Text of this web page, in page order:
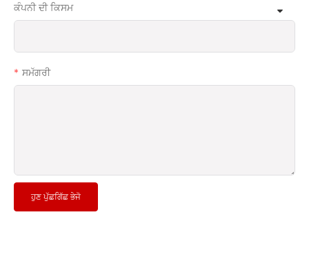
ਕੰਪਨੀ ਦੀ ਕਿਸਮ
ਸਮੱਗਰੀ
ਹੁਣ ਪੁੱਛਗਿੱਛ ਭੇਜੋ